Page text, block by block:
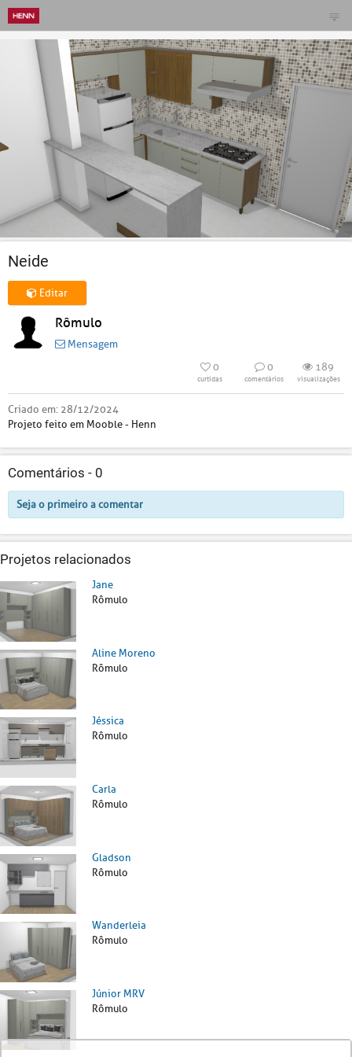
Neide
Editar
Rômulo
Mensagem
0
curtidas
0
comentários
189
visualizações
Criado em: 28/12/2024
Projeto feito em Mooble - Henn
Comentários - 0
Seja o primeiro a comentar
Projetos relacionados
Jane
Rômulo
Aline Moreno
Rômulo
Jéssica
Rômulo
Carla
Rômulo
Gladson
Rômulo
Wanderleia
Rômulo
Júnior MRV
Rômulo